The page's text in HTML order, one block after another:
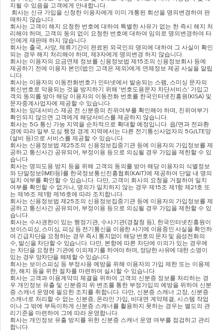
지될 수 있음을 고객에게 안내합니다.
회사는 신규 가입을 신청한 이용자에게 이미 개통된 회선을 명의변경하여 판
매하지 않습니다.
회사는 고객이 해지 요청한 번호에 대하여 특별한 사유가 없는 한 즉시 해지 처
리해야 하며, 고객의 동의 없이 요청한 번호에 대하여 임의로 명의변경하여 타
인에게 재판매 하지 않습니다.
회사는 출국, 사망, 체류기간이 완료된 외국인의 명의에 대하여 그 사실이 확인
되는 경우 해지 처리해야 하며, 제3자에게 명의변경 하지 않습니다.
회사는 이용자의 요금연체 정보를 신용정보법 제15조의 신용정보회사 등에
제공하기 전에 이용자 본인(법인 고객은 제외)에게 연체정보 제공 사실을 알립
니다.
회사는 이용자의 이동전화번호가 인터넷에서 발송되는 스팸, 스미싱 문자의
회신번호로 악용되는 것을 방지하기 위해 ‘번호도용문자 차단서비스’ 가입고
객의 동의를 받아 해당 이용자의 이동전화 번호를 한국인터넷진흥원(KISA) 및
문자중계사업자에 제공할 수 있습니다.
회사는 임대서비스 제공 전 신분증의 진위여부를 확인해야 하며, 진위여부가
확인되지 않으면 고객에게 해당서비스를 제공하지 않습니다.
회사는 5G 통신 가능 지역을 순차적으로 확대할 예정입니다. 읍/면과 전파환
경에 따라 일부 도심 행정 경계 지역에서는 다른 전기통신사업자의 5G/LTE망
(설비 등)으로 서비스를 제공할 수 있습니다.
회사는 신용정보법 제25조의 신용정보집중기관 등에 이용자의 가입정보를 제
공하고 통신사간 공유되어 , 부정이용 등으로 의심될 경우 가입을 제한할 수 있
습니다.
회사는 명의도용 방지 등을 위해 고객의 동의를 받아 해당 이용자의 식별정보
와 단말정보(IMEI등)를 한국정보통신진흥협회 (KAIT)에 제공하여 단말 내 명의
일치 여부를 확인할 수 있습니다. 다만, 고객이 회사의 요청을 거절하여 일치
여부를 확인할 수 없거나, 명의가 일치하지 않는 경우 제15조 제1항 제21호 또
는 제16조 제1항 제16호에 따라 조치합니다.
회사는 신용정보법 제25조의 신용정보집중기관 등에 이용자의 가입정보를 제
공하고 통신사간 공유되어 , 부정이용 등으로 의심될 경우 가입을 제한할 수 있
습니다.
회사는 수사권한이 있는 행정기관, 수사기관(경찰청 등),
보이스피싱, 스미싱, 피싱 등 전기통신을 이용한 사기에 이용중인 사실을 확인하
여 긴급차단을 요청하는 경우 즉시 통지없이 해당 번호의 문자 및 음성전화의
수, 발신을 차단할 수 있습니다. 다만, 본항에 따른 차단에 이의가 있는 경우에
는 차단을 요청한 기관에 이의제기를 하여야 하며, 정당한 사유에 대한 소명이
있는 경우 망차단을 해제할 수 있습니다.
회사는 보이스피싱 등 부정사용 예방을 위해 이용자의 가입 제한 또는 이용제
한, 해지 등을 위한 절차를 마련하여 실시할 수 있습니다.
회사는 고객과 이용계약의 체결을 위하여 고객의 신분증 정보를 처리하는 경
우 개인정보 유출 및 신분증의 위·변조를 통한 부정가입의 예방을 위하여 신분
증 스캐너 운영에 필요한 조치를 취합니다. 다만, 신분증 스캐너 고장, 신분증
스캐너로 처리할 수 없는 신분증, 온라인 가입, 비대면 계약체결, 시스템 작업
이나 그 밖에 부득이하게 신분증 스캐너를 활용하지 못하는 경우는 별도의 관
리기준을 마련하여 그에 따라 운영합니다.
회사는 개인정보 유출 방지를 위한 신분증 스캐너 운영 여부를 점검하고 관리
합니다.